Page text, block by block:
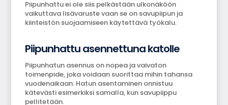
Piipunhattu ei ole siis pelkästään ulkonäköön
vaikuttava lisävaruste vaan se on savupiipun ja
kiinteistön suojaamiseen käytettävä työkalu.
Piipunhattu asennettuna katolle
Piipunhatun asennus on nopea ja vaivaton
toimenpide, joka voidaan suorittaa mihin tahansa
vuodenaikaan. Hatun asentaminen onnistuu
kätevästi esimerkiksi samalla, kun savupiippu
pellitetään.